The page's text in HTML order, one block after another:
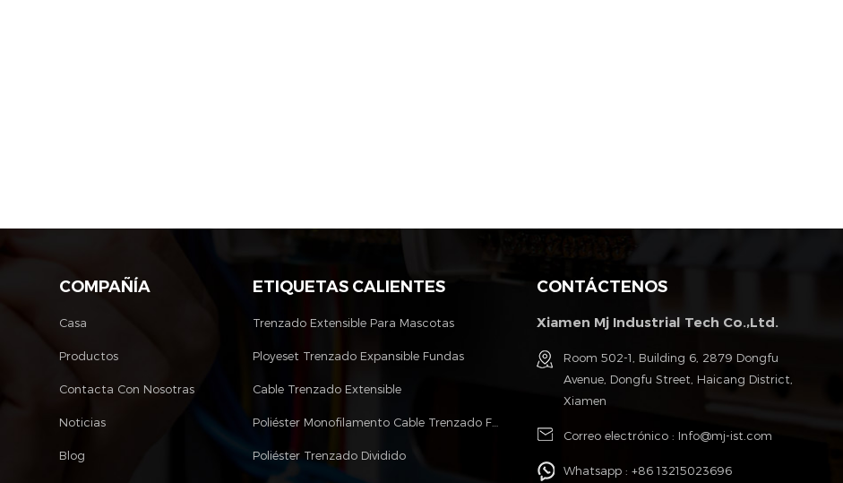
COMPAÑÍA
Casa
Productos
Contacta Con Nosotras
Noticias
Blog
ETIQUETAS CALIENTES
Trenzado Extensible Para Mascotas
Ployeset Trenzado Expansible Fundas
Cable Trenzado Extensible
Poliéster Monofilamento Cable Trenzado Fundas
Poliéster Trenzado Dividido
CONTÁCTENOS
Xiamen Mj Industrial Tech Co.,Ltd.
Room 502-1, Building 6, 2879 Dongfu
Avenue, Dongfu Street, Haicang District,
Xiamen
Correo electrónico : Info@mj-ist.com
Whatsapp :+86 13215023696